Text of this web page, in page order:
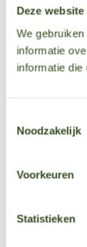
Deze
We
informatie
informatie
Noodzakelijk
Voorkeuren
Statistieken